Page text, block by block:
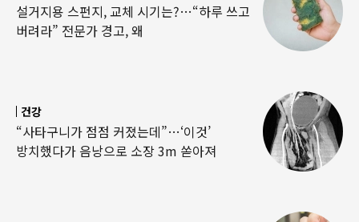
설거지용 스펀지, 교체 시기는?…“하루 쓰고
버려라” 전문가 경고, 왜
건강
“사타구니가 점점 커졌는데”…‘이것’
방치했다가 음낭으로 소장 3m 쏟아져